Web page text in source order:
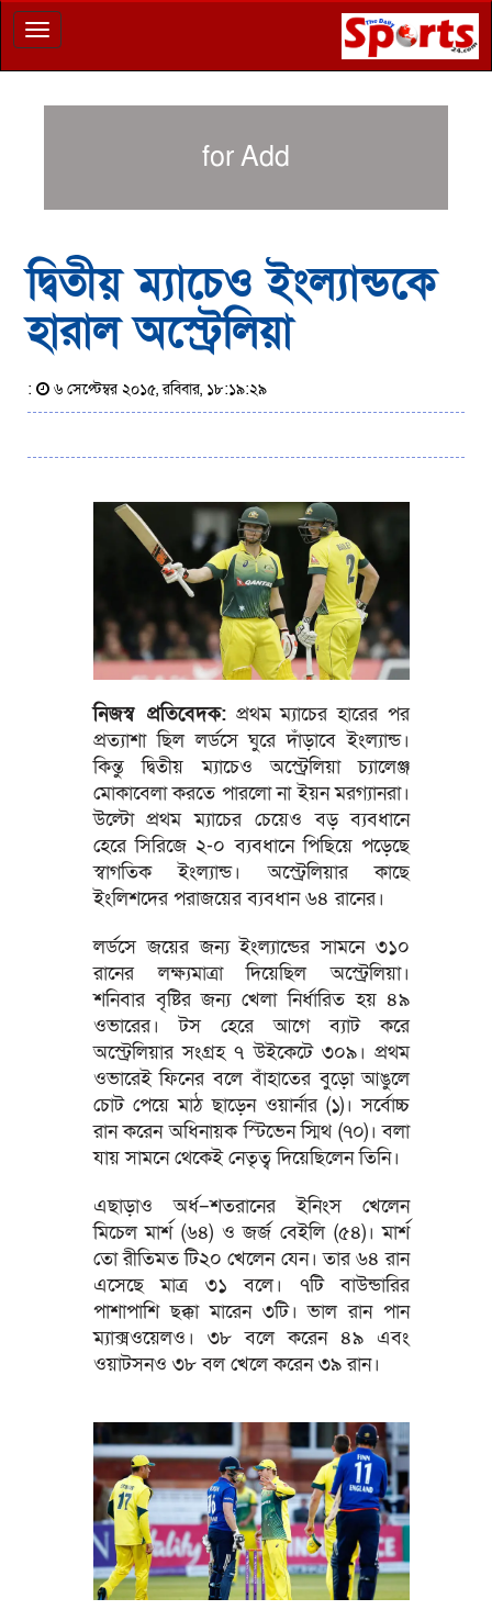
Toggle
navigation
for Add
দ্বিতীয় ম্যাচেও ইংল্যান্ডকে
হারাল অস্ট্রেলিয়া
: ৬ সেপ্টেম্বর ২০১৫, রবিবার, ১৮:১৯:২৯
নিজস্ব প্রতিবেদক:প্রথম ম্যাচের হারের পর
প্রত্যাশা ছিল লর্ডসে ঘুরে দাঁড়াবে ইংল্যান্ড।
কিন্তু দ্বিতীয় ম্যাচেও অস্ট্রেলিয়া চ্যালেঞ্জ
মোকাবেলা করতে পারলো না ইয়ন মরগ্যানরা।
উল্টো প্রথম ম্যাচের চেয়েও বড় ব্যবধানে
হেরে সিরিজে ২-০ ব্যবধানে পিছিয়ে পড়েছে
স্বাগতিক ইংল্যান্ড। অস্ট্রেলিয়ার কাছে
ইংলিশদের পরাজয়ের ব্যবধান ৬৪ রানের।
লর্ডসে জয়ের জন্য ইংল্যান্ডের সামনে ৩১০
রানের লক্ষ্যমাত্রা দিয়েছিল অস্ট্রেলিয়া।
শনিবার বৃষ্টির জন্য খেলা নির্ধারিত হয় ৪৯
ওভারের। টস হেরে আগে ব্যাট করে
অস্ট্রেলিয়ার সংগ্রহ ৭ উইকেটে ৩০৯। প্রথম
ওভারেই ফিনের বলে বাঁহাতের বুড়ো আঙুলে
চোট পেয়ে মাঠ ছাড়েন ওয়ার্নার (১)। সর্বোচ্চ
রান করেন অধিনায়ক স্টিভেন স্মিথ (৭০)। বলা
যায় সামনে থেকেই নেতৃত্ব দিয়েছিলেন তিনি।
এছাড়াও অর্ধ–শতরানের ইনিংস খেলেন
মিচেল মার্শ (৬৪) ও জর্জ বেইলি (৫৪)। মার্শ
তো রীতিমত টি২০ খেলেন যেন। তার ৬৪ রান
এসেছে মাত্র ৩১ বলে। ৭টি বাউন্ডারির
পাশাপাশি ছক্কা মারেন ৩টি। ভাল রান পান
ম্যাক্সওয়েলও। ৩৮ বলে করেন ৪৯ এবং
ওয়াটসনও ৩৮ বল খেলে করেন ৩৯ রান।